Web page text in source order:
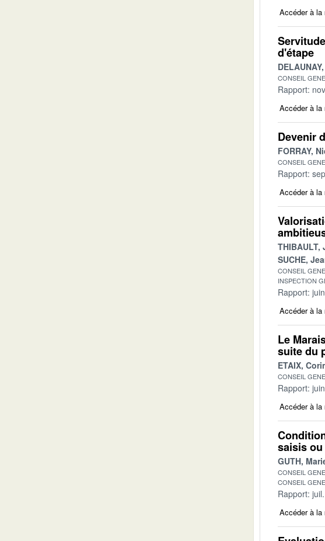
Accéder à la
d'étape
CONSEIL
Rapport:
Accéder à la
Devenir
FORRAY,
CONSEIL
Rapport:
Accéder à la
THIBAULT,
SUCHE,
CONSEIL
INSPECTION
Rapport:
Accéder à la
Le
suite du
ETAIX,
CONSEIL
Rapport:
Accéder à la
saisis
GUTH,
CONSEIL
CONSEIL
Rapport:
Accéder à la